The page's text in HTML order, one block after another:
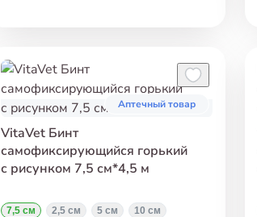
Аптечный товар
VitaVet Бинт
самофиксирующийся горький
с рисунком 7,5 см*4,5 м
7,5 см 2,5 см 5 см 10 см